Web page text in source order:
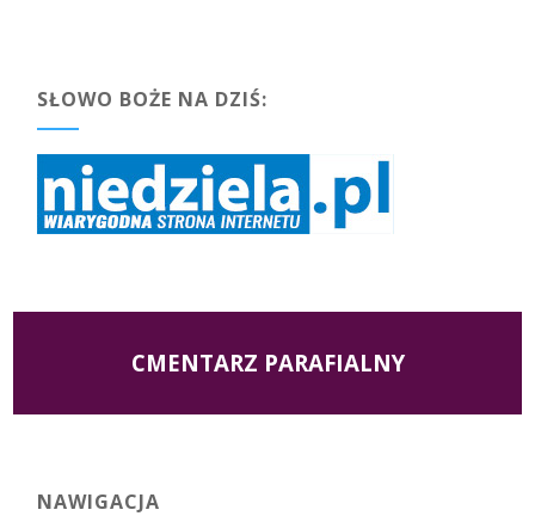
SŁOWO BOŻE NA DZIŚ:
CMENTARZ PARAFIALNY
NAWIGACJA